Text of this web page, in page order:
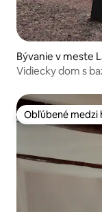
Bývanie v meste
Vidiecky dom s
Obľúbené medzi
Obľúbené medzi